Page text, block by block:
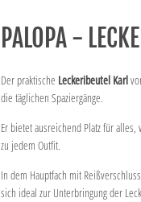
PALOPA -
Der praktische Leckeribeutel Karl
die täglichen Spaziergänge.
Er bietet ausreichend Platz für
zu jedem Outfit.
In dem Hauptfach mit
sich ideal zur Unterbringung der